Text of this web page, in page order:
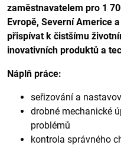
zaměstnavatelem pro 1
Evropě, Severní Americe
přispívat k čistšímu
inovativních produktů a
Náplň práce:
seřizování a
drobné mechanické
problémů
kontrola správného